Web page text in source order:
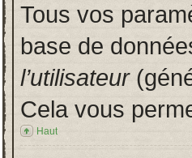
Tous vos
base de
l’utilisateur
Cela vous
Haut